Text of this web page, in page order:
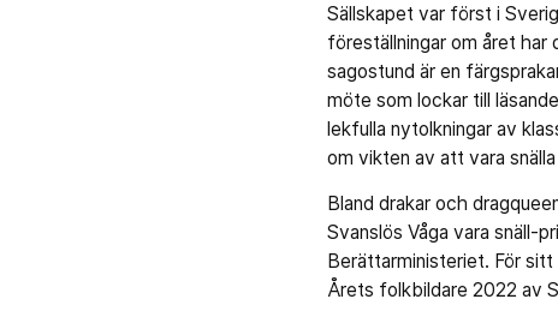
Sällskapet var först i
föreställningar om året
sagostund är en
möte som lockar till
lekfulla nytolkningar av
om vikten av att vara
Bland drakar och
Svanslös Våga vara snäll-
Berättarministeriet. För sitt
Årets folkbildare 2022 av